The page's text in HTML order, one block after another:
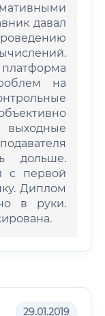
давал
на
выходные
дольше.
с первой
Диплом
в руки.
29.01.2019